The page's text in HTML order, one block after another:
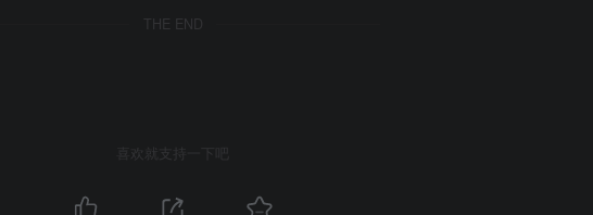
THE END
喜欢就支持一下吧